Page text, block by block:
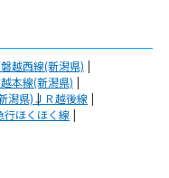
越西線(新潟県)
本線(新潟県)
潟県)ＪＲ越後線
行ほくほく線